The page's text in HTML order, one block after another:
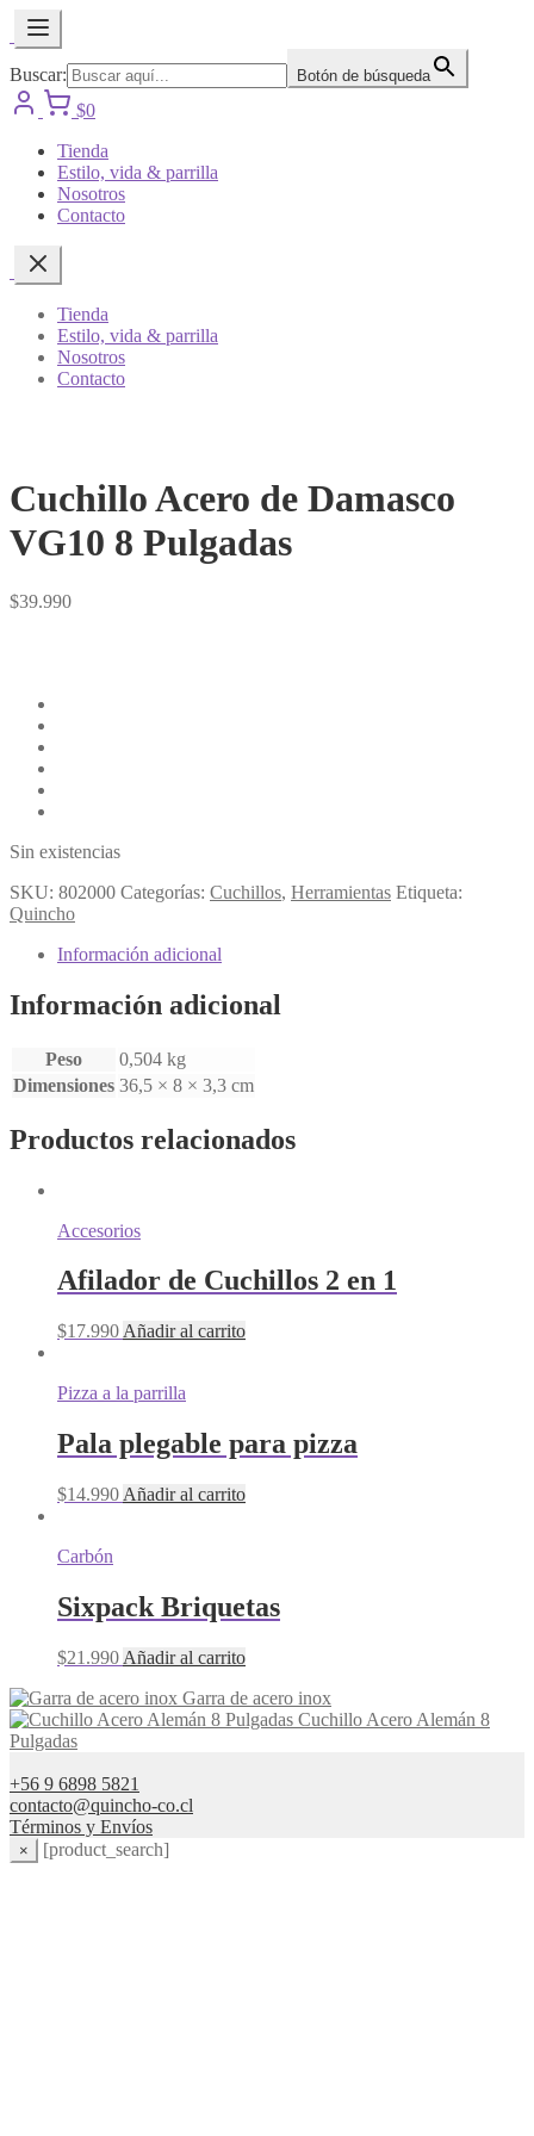
Buscar: Botón de búsqueda
$0
Tienda
Estilo, vida & parrilla
Nosotros
Contacto
Tienda
Estilo, vida & parrilla
Nosotros
Contacto
Cuchillo Acero de Damasco
VG10 8 Pulgadas
$39.990
Sin existencias
SKU: 802000 Categorías: Cuchillos, Herramientas Etiqueta:
Quincho
Información adicional
Información adicional
Peso
0,504 kg
Dimensiones 36,5 × 8 × 3,3 cm
Productos relacionados
Accesorios
Afilador de Cuchillos 2 en 1
$17.990 Añadir al carrito
Pizza a la parrilla
Pala plegable para pizza
$14.990 Añadir al carrito
Carbón
Sixpack Briquetas
$21.990 Añadir al carrito
Garra de acero inox
Cuchillo Acero Alemán 8
Pulgadas
+56 9 6898 5821
contacto@quincho-co.cl
Términos y Envíos
× [product_search]